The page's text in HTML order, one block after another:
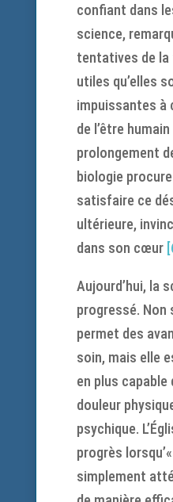
confiant dans
science,
tentatives de la
utiles qu’elles
impuissantes à
de l’être
prolongement
biologie
satisfaire ce
ultérieure,
dans son cœur
Aujourd’hui, la
progressé. Non
permet des
soin, mais elle
en plus capable
douleur
psychique.
progrès
simplement